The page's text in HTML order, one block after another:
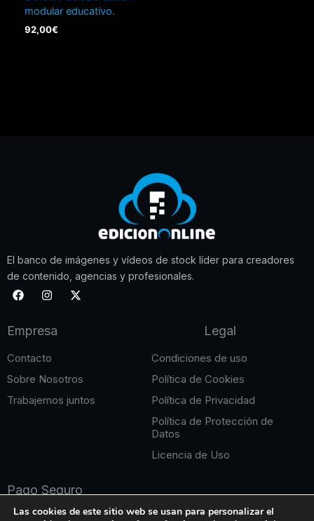
modular educativo.
92,00€
El banco de imágenes y vídeos de stock líder para creadores
de contenido, agencias y profesionales.
F
a
b
o
I
n
a
r
m
X
-
r
Empresa
Contacto
Sobre Nosotros
Trabajemos juntos
Legal
Condiciones de uso
Política de Cookies
Política de Privacidad
Política de Protección de
Datos
Licencia de Uso
Pago Seguro
Las cookies de este sitio web se usan para personalizar el